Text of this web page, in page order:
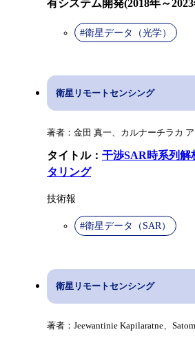
有システム開発(2018年～
#衛星データ（光学）
衛星リモートセンシング
著者：金田 真一、カルナーチラカ ア
タイトル： 干渉SAR時系列解
タリング
技術報
#衛星データ（SAR）
衛星リモートセンシング
著者：Jeewantinie Kapilaratne、